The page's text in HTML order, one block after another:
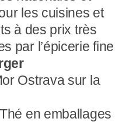
les cuisines et
à des prix très
par l’épicerie fine
Ostrava sur la
en emballages